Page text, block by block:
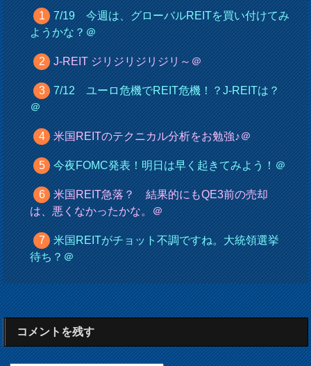
7/19 今週は、グローバルREITを買い付けてみ
ようかな？＠
J-REIT ジリジリジリジリ～＠
7/12 ユーロ危機でREIT危機！？J-REITは？
＠
米国REITのテクニカル分析をお勉強♪＠
今夜FOMC発表！明日は早く起きてみよう！＠
米国REIT急落？ 結果的にもQE3前の売却
は、悪くなかったかな。＠
米国REITがチョット不調ですね。大統領選挙
待ち？＠
コメントを残す